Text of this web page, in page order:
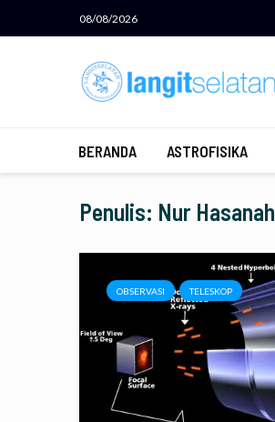
08/08/2026
BERANDA ASTROFISIKA
Penulis: Nur Hasanah
OBSERVASI TELESKOP